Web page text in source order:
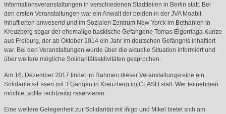
Informationsveranstaltungen in verschiedenen Stadtteilen in Berlin statt. Bei
den ersten Veranstaltungen war ein Anwalt der beiden in der JVAMoabit
Inhaftierten anwesend und im Sozialen Zentrum New Yorck im Bethanien in
Kreuzberg sogar der ehemalige baskische Gefangene Tomas Elgorriaga Kunze
aus Freiburg, der ab Oktober 2014 ein Jahr im deutschen Gefängnis inhaftiert
war. Bei den Veranstaltungen wurde über die aktuelle Situation informiert und
über weitere mögliche Solidaritätsaktivitäten gesprochen.
Am 16. Dezember 2017 findet im Rahmen dieser Veranstaltungsreihe ein
Solidaritäts-Essen mit 3 Gängen in Kreuzberg im CLASH statt. Wer teilnehmen
möchte, sollte rechtzeitig reservieren.
Eine weitere Gelegenheit zur Solidarität mit Iñigo und Mikel bietet sich am